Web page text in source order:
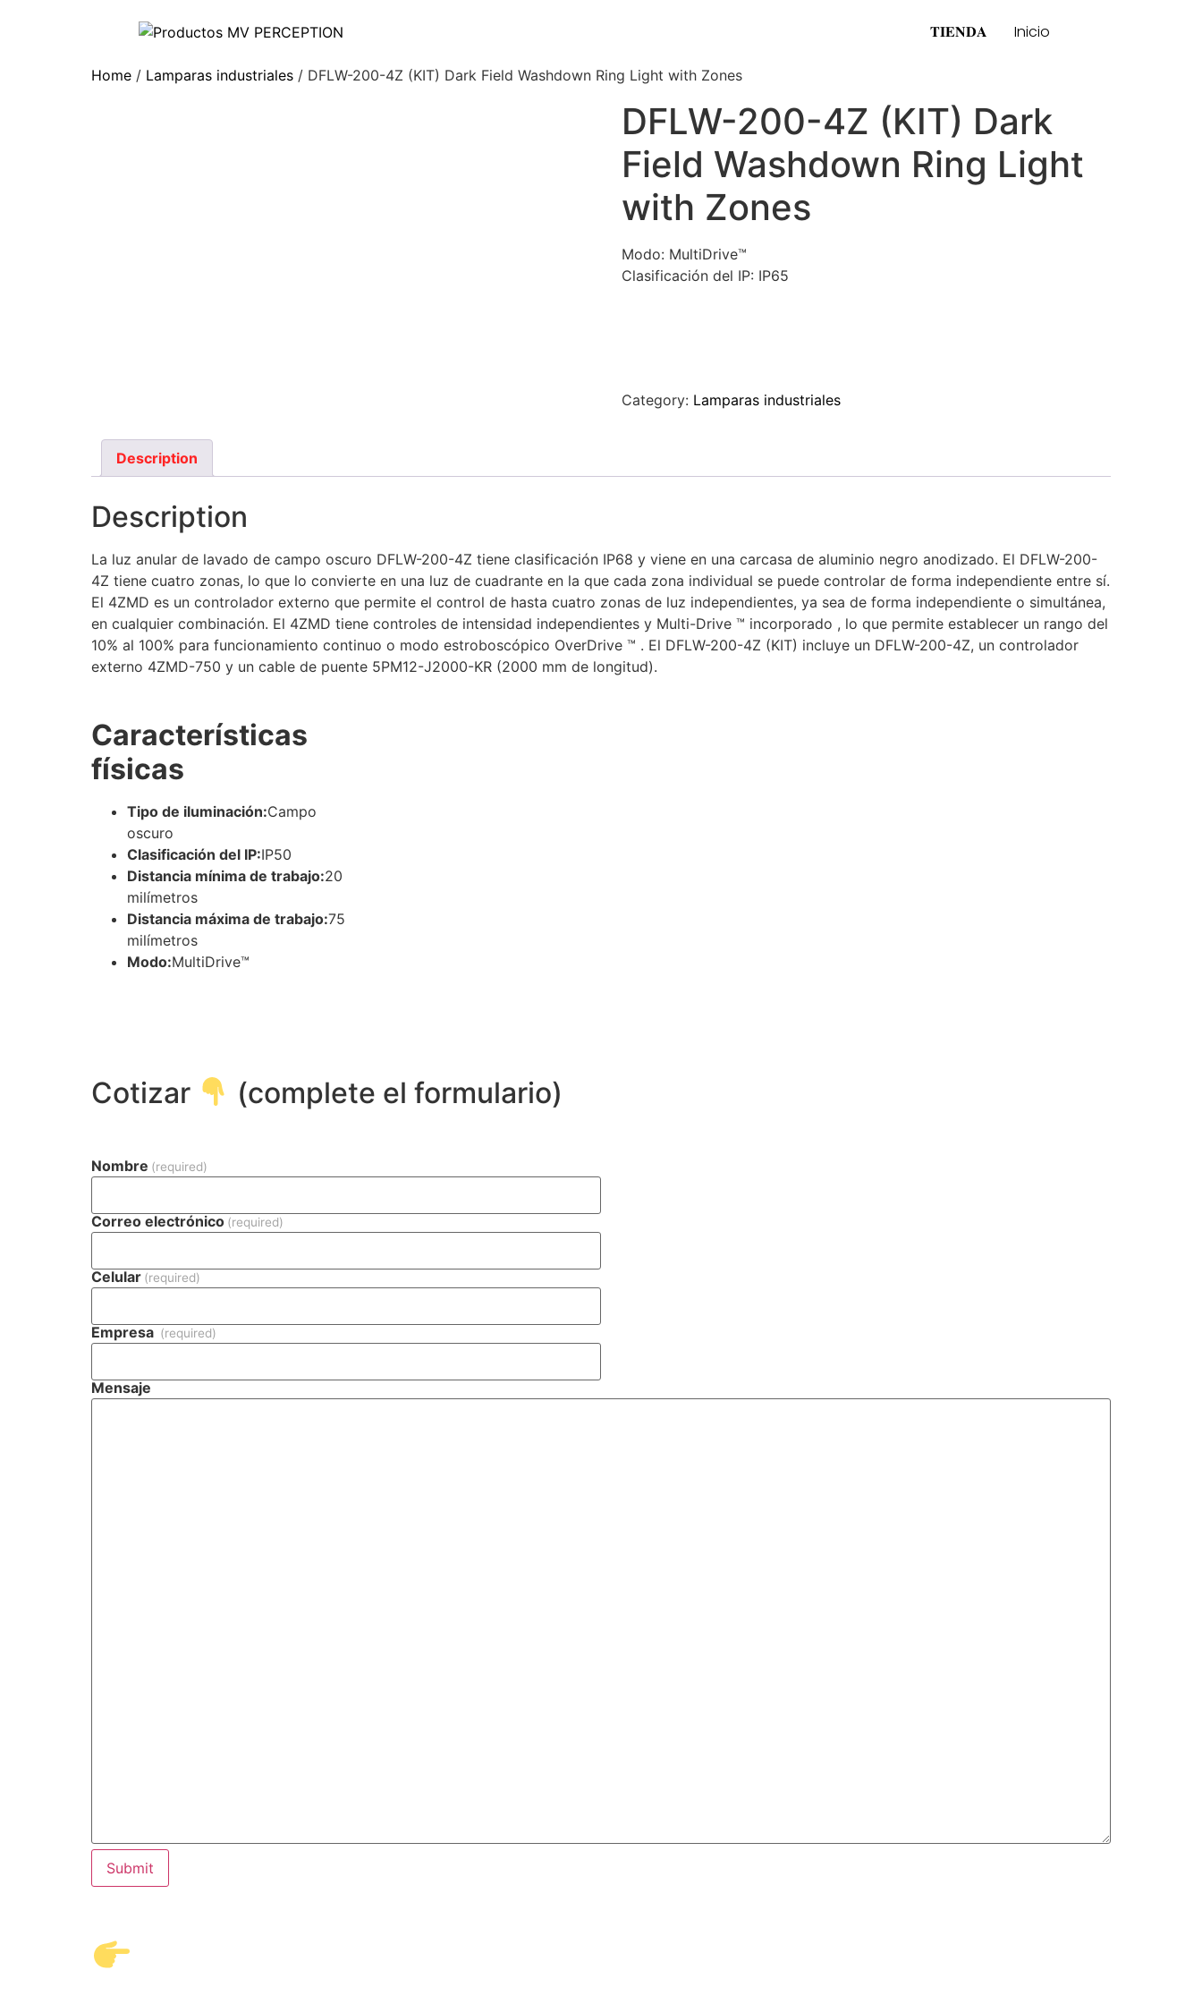
𝐓𝐈𝐄𝐍𝐃𝐀 Inicio
Home / Lamparas industriales / DFLW-200-4Z (KIT) Dark Field Washdown Ring Light with Zones
DFLW-200-4Z (KIT) Dark
Field Washdown Ring Light
with Zones
Modo: MultiDrive™
Clasificación del IP: IP65
Category: Lamparas industriales
Description
Description
La luz anular de lavado de campo oscuro DFLW-200-4Z tiene clasificación IP68 y viene en una carcasa de aluminio negro anodizado. El DFLW-200-
4Z tiene cuatro zonas, lo que lo convierte en una luz de cuadrante en la que cada zona individual se puede controlar de forma independiente entre sí.
El 4ZMD es un controlador externo que permite el control de hasta cuatro zonas de luz independientes, ya sea de forma independiente o simultánea,
en cualquier combinación. El 4ZMD tiene controles de intensidad independientes y Multi-Drive ™ incorporado , lo que permite establecer un rango del
10% al 100% para funcionamiento continuo o modo estroboscópico OverDrive ™ . El DFLW-200-4Z (KIT) incluye un DFLW-200-4Z, un controlador
externo 4ZMD-750 y un cable de puente 5PM12-J2000-KR (2000 mm de longitud).
Características
físicas
Tipo de iluminación:Campo
oscuro
Clasificación del IP:IP50
Distancia mínima de trabajo:20
milímetros
Distancia máxima de trabajo:75
milímetros
Modo:MultiDrive™
Cotizar (complete el formulario)
Nombre (required)
Correo electrónico (required)
Celular (required)
Empresa (required)
Mensaje
Submit